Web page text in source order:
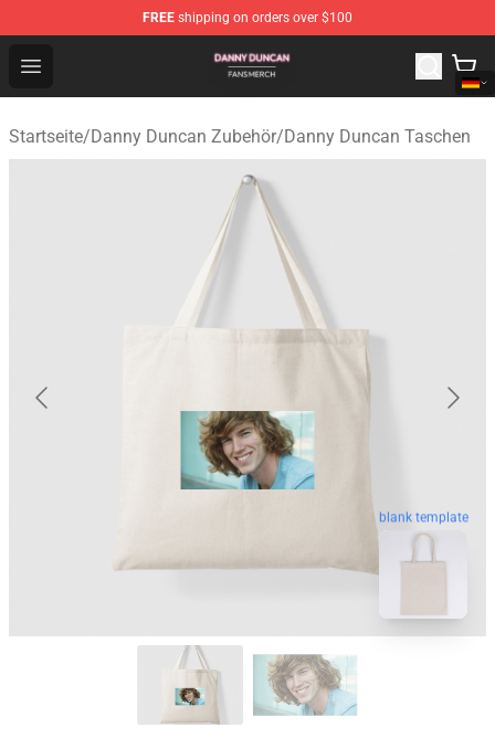
FREE shipping on orders over $100
Open menu
Danny Duncan Shop - Official Danny Duncan
Startseite/Danny Duncan Zubehör/Danny Duncan Taschen
blank template